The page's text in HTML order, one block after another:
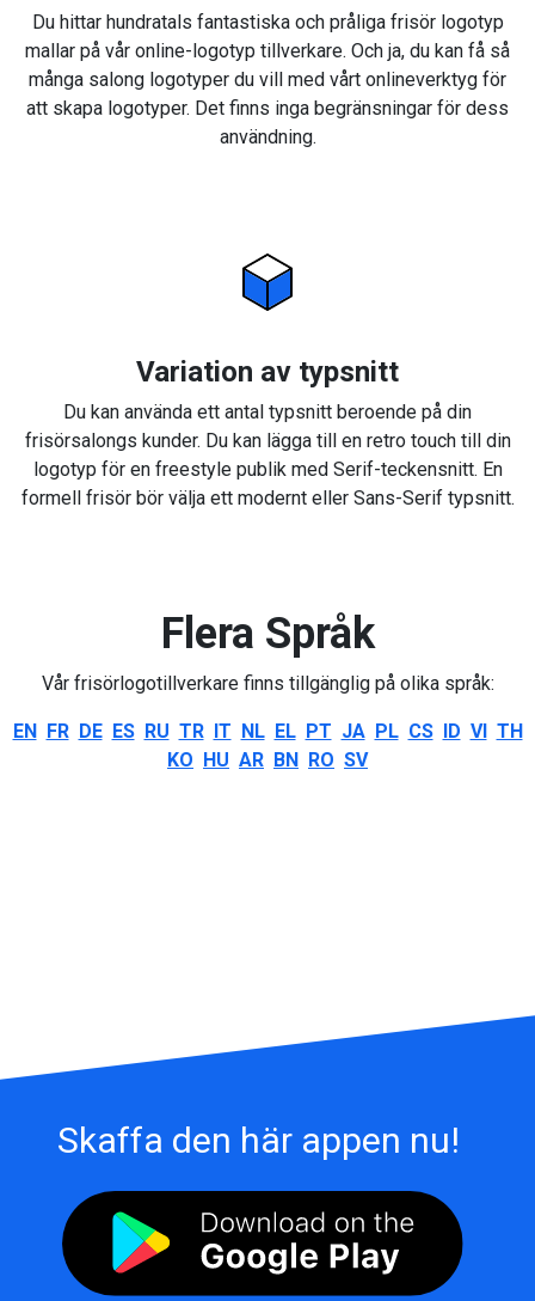
Du hittar hundratals fantastiska och pråliga frisör logotyp
mallar på vår online-logotyp tillverkare. Och ja, du kan få så
många salong logotyper du vill med vårt onlineverktyg för
att skapa logotyper. Det finns inga begränsningar för dess
användning.
Variation av typsnitt
Du kan använda ett antal typsnitt beroende på din
frisörsalongs kunder. Du kan lägga till en retro touch till din
logotyp för en freestyle publik med Serif-teckensnitt. En
formell frisör bör välja ett modernt eller Sans-Serif typsnitt.
Flera Språk
Vår frisörlogotillverkare finns tillgänglig på olika språk:
EN FR DE ES RU TR IT NL EL PT JA PL CS ID VI TH
KO HU AR BN RO SV
Skaffa den här appen nu!